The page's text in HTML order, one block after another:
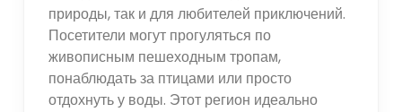
природы, так и для любителей приключений.
Посетители могут прогуляться по
живописным пешеходным тропам,
понаблюдать за птицами или просто
отдохнуть у воды. Этот регион идеально